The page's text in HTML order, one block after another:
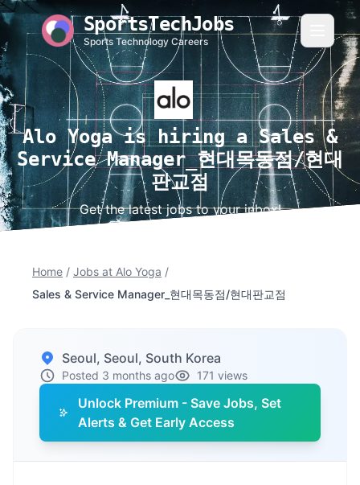
SportsTechJobs
Sports Technology Careers
Alo Yoga is hiring a Sales &
Service Manager_현대목동점/현대
판교점
Get the latest jobs to your inbox!
Home / Jobs at Alo Yoga /
Sales & Service Manager_현대목동점/현대판교점
Seoul, Seoul, South Korea
Posted 3 months ago 171 views
Unlock Premium - Save Jobs, Set
Alerts & Get Early Access